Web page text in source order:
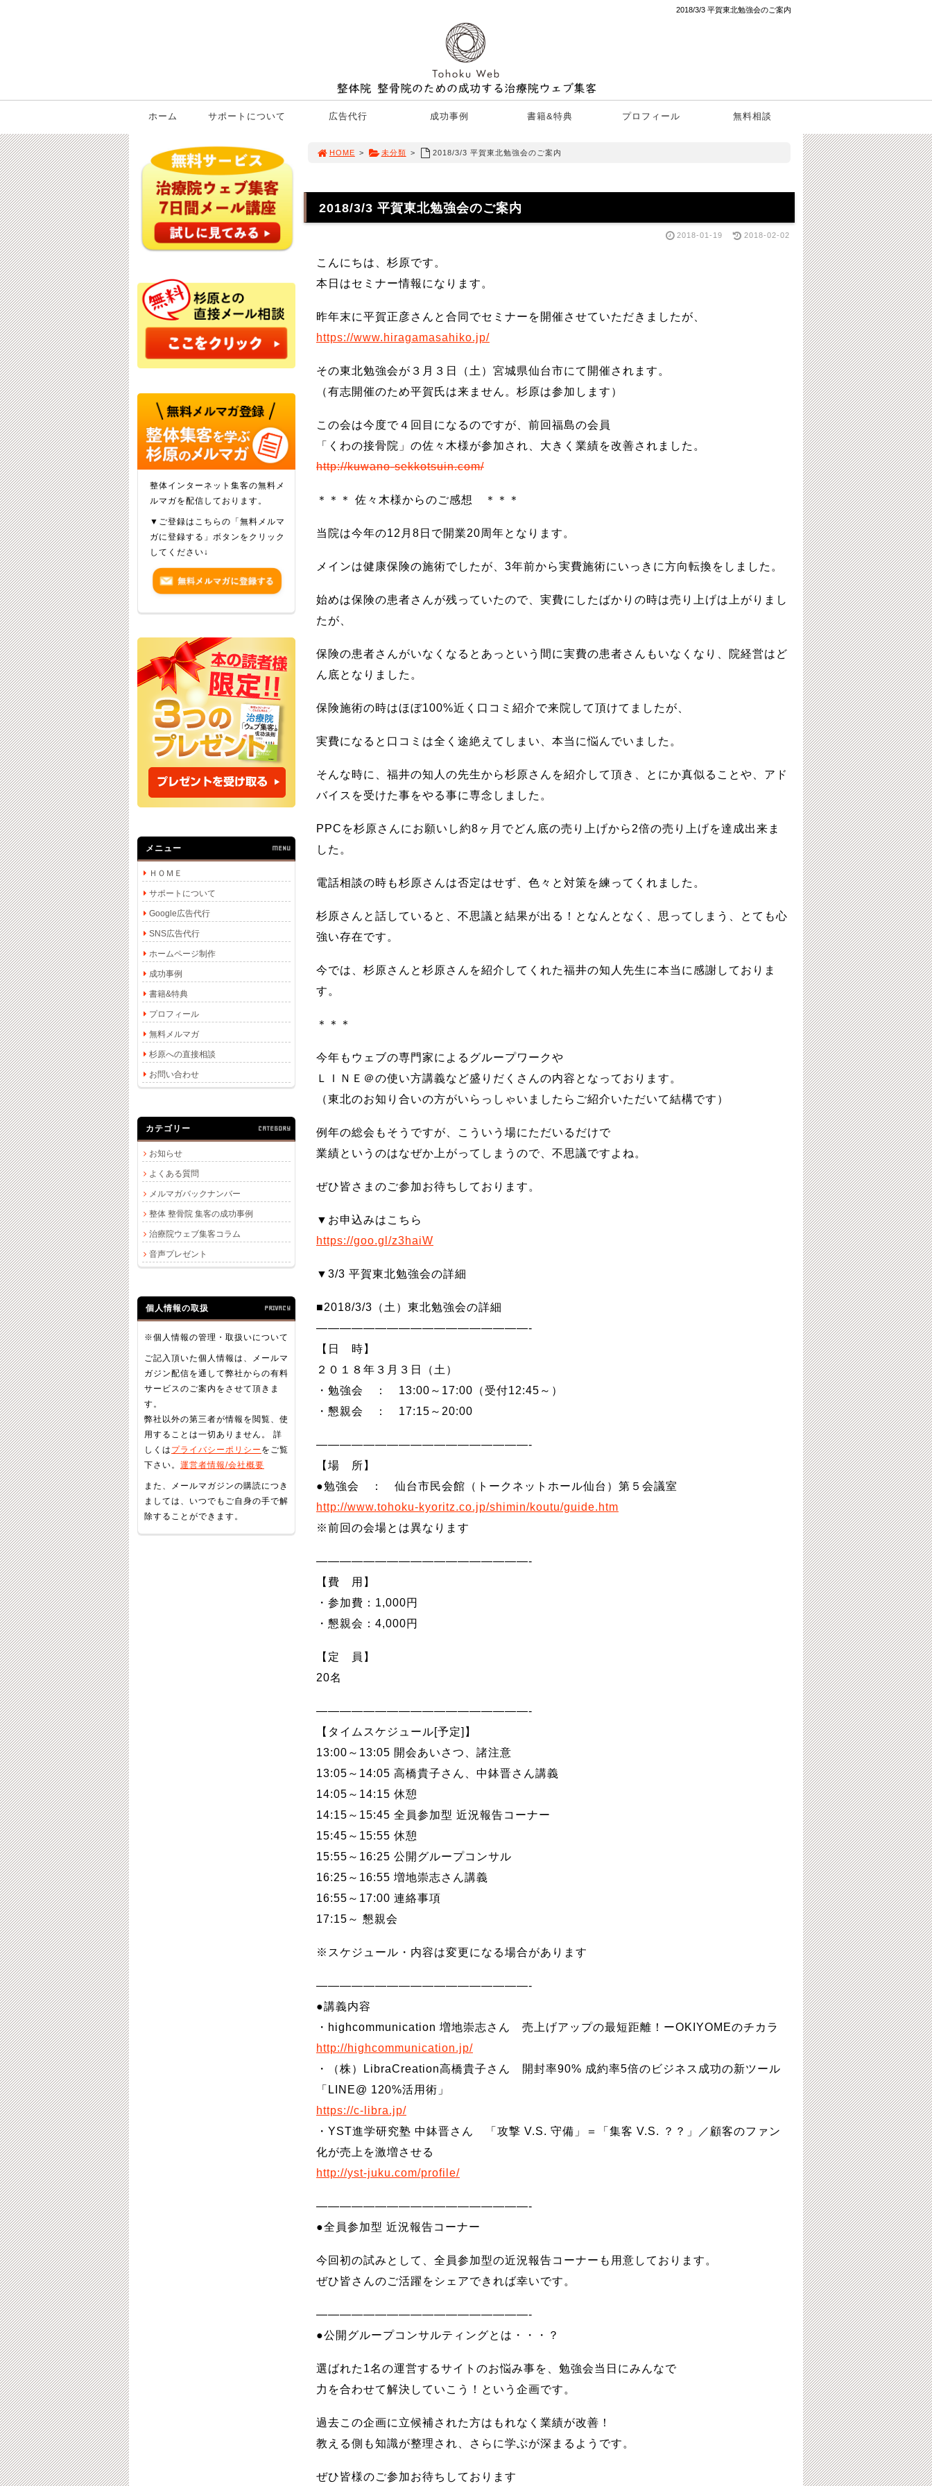
2018/3/3 平賀東北勉強会のご案内
ホーム サポートについて 広告代行 成功事例 書籍&特典 プロフィール 無料相談
HOME > 未分類 > 2018/3/3 平賀東北勉強会のご案内
2018/3/3 平賀東北勉強会のご案内
2018-01-19 2018-02-02
こんにちは、杉原です。
本日はセミナー情報になります。
昨年末に平賀正彦さんと合同でセミナーを開催させていただきましたが、
https://www.hiragamasahiko.jp/
その東北勉強会が３月３日（土）宮城県仙台市にて開催されます。
（有志開催のため平賀氏は来ません。杉原は参加します）
この会は今度で４回目になるのですが、前回福島の会員
「くわの接骨院」の佐々木様が参加され、大きく業績を改善されました。
http://kuwano-sekkotsuin.com/
＊＊＊ 佐々木様からのご感想 ＊＊＊
当院は今年の12月8日で開業20周年となります。
メインは健康保険の施術でしたが、3年前から実費施術にいっきに方向転換をしました。
始めは保険の患者さんが残っていたので、実費にしたばかりの時は売り上げは上がりまし
たが、
保険の患者さんがいなくなるとあっという間に実費の患者さんもいなくなり、院経営はど
ん底となりました。
保険施術の時はほぼ100%近く口コミ紹介で来院して頂けてましたが、
実費になると口コミは全く途絶えてしまい、本当に悩んでいました。
そんな時に、福井の知人の先生から杉原さんを紹介して頂き、とにか真似ることや、アド
バイスを受けた事をやる事に専念しました。
PPCを杉原さんにお願いし約8ヶ月でどん底の売り上げから2倍の売り上げを達成出来ま
した。
電話相談の時も杉原さんは否定はせず、色々と対策を練ってくれました。
杉原さんと話していると、不思議と結果が出る！となんとなく、思ってしまう、とても心
強い存在です。
今では、杉原さんと杉原さんを紹介してくれた福井の知人先生に本当に感謝しておりま
す。
＊＊＊
今年もウェブの専門家によるグループワークや
ＬＩＮＥ＠の使い方講義など盛りだくさんの内容となっております。
（東北のお知り合いの方がいらっしゃいましたらご紹介いただいて結構です）
例年の総会もそうですが、こういう場にただいるだけで
業績というのはなぜか上がってしまうので、不思議ですよね。
ぜひ皆さまのご参加お待ちしております。
▼お申込みはこちら
https://goo.gl/z3haiW
▼3/3 平賀東北勉強会の詳細
■2018/3/3（土）東北勉強会の詳細
——————————————————-
【日 時】
２０１８年３月３日（土）
・勉強会 ： 13:00～17:00（受付12:45～）
・懇親会 ： 17:15～20:00
——————————————————-
【場 所】
●勉強会 ： 仙台市民会館（トークネットホール仙台）第５会議室
http://www.tohoku-kyoritz.co.jp/shimin/koutu/guide.htm
※前回の会場とは異なります
——————————————————-
【費 用】
・参加費：1,000円
・懇親会：4,000円
【定 員】
20名
——————————————————-
【タイムスケジュール[予定]】
13:00～13:05 開会あいさつ、諸注意
13:05～14:05 高橋貴子さん、中鉢晋さん講義
14:05～14:15 休憩
14:15～15:45 全員参加型 近況報告コーナー
15:45～15:55 休憩
15:55～16:25 公開グループコンサル
16:25～16:55 増地崇志さん講義
16:55～17:00 連絡事項
17:15～ 懇親会
※スケジュール・内容は変更になる場合があります
——————————————————-
●講義内容
・highcommunication 増地崇志さん 売上げアップの最短距離！ーOKIYOMEのチカラ
http://highcommunication.jp/
・（株）LibraCreation高橋貴子さん 開封率90% 成約率5倍のビジネス成功の新ツール
「LINE@ 120%活用術」
https://c-libra.jp/
・YST進学研究塾 中鉢晋さん 「攻撃 V.S. 守備」＝「集客 V.S. ？？」／顧客のファン
化が売上を激増させる
http://yst-juku.com/profile/
——————————————————-
●全員参加型 近況報告コーナー
今回初の試みとして、全員参加型の近況報告コーナーも用意しております。
ぜひ皆さんのご活躍をシェアできれば幸いです。
——————————————————-
●公開グループコンサルティングとは・・・？
選ばれた1名の運営するサイトのお悩み事を、勉強会当日にみんなで
力を合わせて解決していこう！という企画です。
過去この企画に立候補された方はもれなく業績が改善！
教える側も知識が整理され、さらに学ぶが深まるようです。
ぜひ皆様のご参加お待ちしております
整体インターネット集客の無料メ
ルマガを配信しております。
▼ご登録はこちらの「無料メルマ
ガに登録する」ボタンをクリック
してください↓
メニュー MENU
ＨＯＭＥ
サポートについて
Google広告代行
SNS広告代行
ホームページ制作
成功事例
書籍&特典
プロフィール
無料メルマガ
杉原への直接相談
お問い合わせ
カテゴリー CATEGORY
お知らせ
よくある質問
メルマガバックナンバー
整体 整骨院 集客の成功事例
治療院ウェブ集客コラム
音声プレゼント
個人情報の取扱 PRIVACY
※個人情報の管理・取扱いについて
ご記入頂いた個人情報は、メールマ
ガジン配信を通して弊社からの有料
サービスのご案内をさせて頂きま
す。
弊社以外の第三者が情報を閲覧、使
用することは一切ありません。 詳
しくは プライバシーポリシー をご覧
下さい。 運営者情報/会社概要
また、メールマガジンの購読につき
ましては、いつでもご自身の手で解
除することができます。